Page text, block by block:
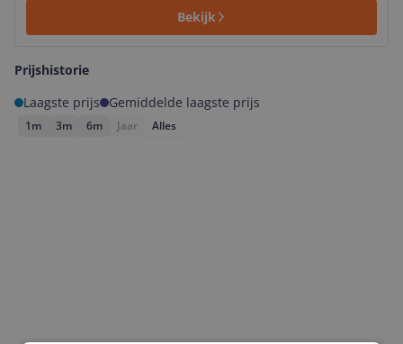
Bekijk
Prijshistorie
Laagste prijs
Gemiddelde laagste prijs
1m 3m 6m Jaar Alles